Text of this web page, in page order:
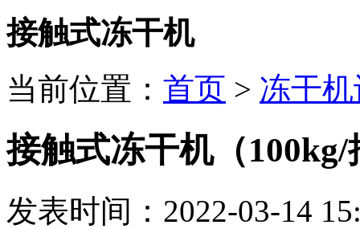
接触式冻干机
当前位置： 首页 > 冻干
接触式冻干机（100kg/
发表时间：2022-03-14